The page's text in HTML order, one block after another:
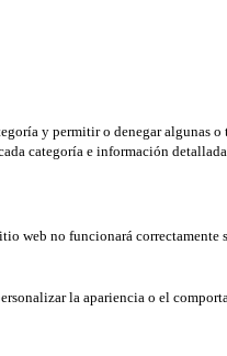
y permitir o denegar
categoría e información
web no funcionará
la apariencia o el